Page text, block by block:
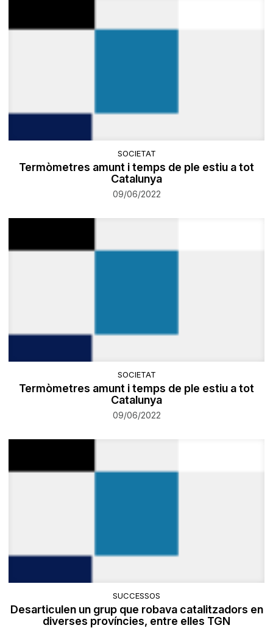
SOCIETAT
Termòmetres amunt i temps de ple estiu a tot
Catalunya
09/06/2022
SOCIETAT
Termòmetres amunt i temps de ple estiu a tot
Catalunya
09/06/2022
SUCCESSOS
Desarticulen un grup que robava catalitzadors en
diverses províncies, entre elles TGN